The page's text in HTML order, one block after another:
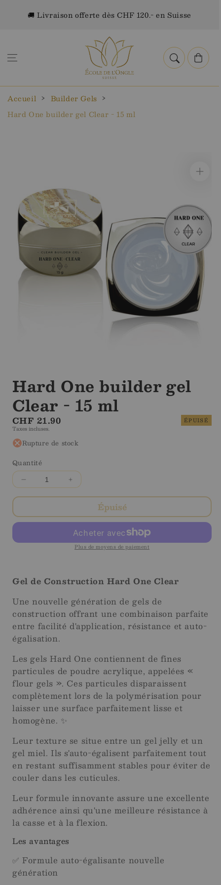
contenu🚚 Livraison offerte dès CHF 120.- en Suisse
Panier
Accueil
Builder Gels
Hard One builder gel Clear - 15 ml
1
dans
la
modale
Hard One builder gel
Clear - 15 ml
Prix
régulier
CHF 21.90
ÉPUISÉ
Taxes incluses.
Rupture de stock
Quantité
Diminuer
la
pour
Hard
builder
-
15
ml
Augmenter
la
quantité
pour
Hard
One
builder
15
ml
Épuisé
Plus de moyens de paiement
Gel de Construction Hard One Clear
Une nouvelle génération de gels de
construction offrant une combinaison parfaite
entre facilité d'application, résistance et auto-
égalisation.
Les gels Hard One contiennent de fines
particules de poudre acrylique, appelées «
flour gels ». Ces particules disparaissent
complètement lors de la polymérisation pour
laisser une surface parfaitement lisse et
homogène. ✨
Leur texture se situe entre un gel jelly et un
gel miel. Ils s'auto-égalisent parfaitement tout
en restant suffisamment stables pour éviter de
couler dans les cuticules.
Leur formule innovante assure une excellente
adhérence ainsi qu'une meilleure résistance à
la casse et à la flexion.
Les avantages
✅ Formule auto-égalisante nouvelle
génération